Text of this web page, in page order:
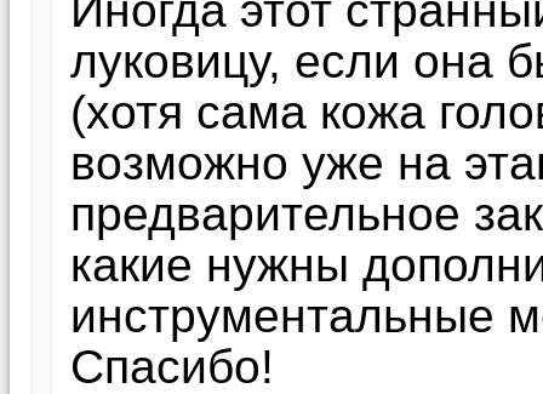
луковицу, если она
(хотя сама кожа
возможно уже на
предварительное
какие нужны
инструментальные
Спасибо!